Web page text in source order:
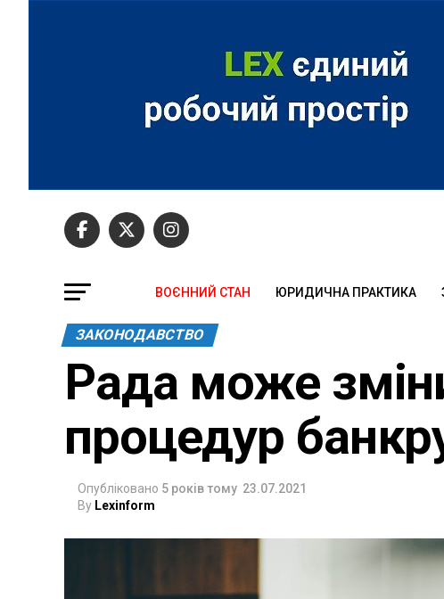
ВОЄННИЙ СТАН ЮРИДИЧНА ПРАКТИКА
ЗАКОНОДАВСТВО
Рада може
процедур
Опубліковано 5 років тому 23.07.2021
By Lexinform